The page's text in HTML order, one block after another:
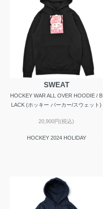
SWEAT
HOCKEY WAR ALL OVER HOODIE / B
LACK (ホッキー パーカー/スウェット)
20,900円(税込)
HOCKEY 2024 HOLIDAY